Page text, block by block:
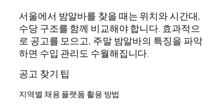
서울에서 밤알바를 찾을 때는 위치와 시간대,
수당 구조를 함께 비교해야 합니다. 효과적으
로 공고를 모으고, 주말 밤알바의 특징을 파악
하면 수입 관리도 수월해집니다.
공고 찾기 팁
지역별 채용 플랫폼 활용 방법